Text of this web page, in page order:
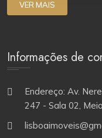
VER MAIS
Informações de
Endereço: Av.
247 - Sala 02,